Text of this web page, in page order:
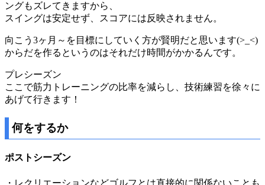
ングもズレてきますから、
スイングは安定せず、スコアには反映されません。
向こう3ヶ月～を目標にしていく方が賢明だと思います(>_<)
からだを作るというのはそれだけ時間がかかるんです。
プレシーズン
ここで筋力トレーニングの比率を減らし、技術練習を徐々に
あげて行きます！
何をするか
ポストシーズン
・レクリエーションなどゴルフとは直接的に関係ないことも